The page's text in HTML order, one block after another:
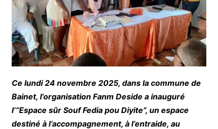
Ce lundi 24 novembre 2025, dans la commune de
Bainet, l’organisation Fanm Deside a inauguré
l’“Espace sûr Souf Fedia pou Diyite”, un espace
destiné à l’accompagnement, à l’entraide, au